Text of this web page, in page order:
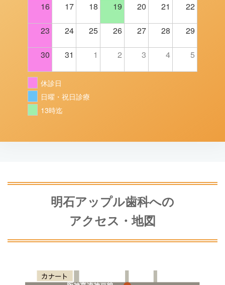
16 17 18 19 20 21 22
23 24 25 26 27 28 29
30 31 1 2 3 4 5
休診日
日曜・祝日診療
13時迄
明石アップル歯科への
アクセス・地図